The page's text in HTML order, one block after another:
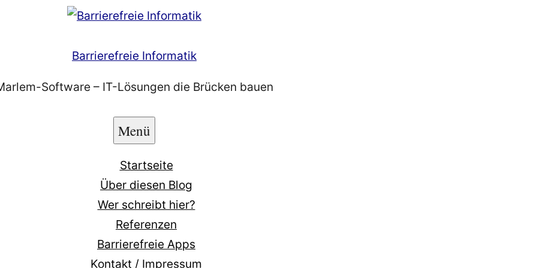
Barrierefreie Informatik
Software – IT-Lösungen die Brücken bauen
Menü
Startseite
Über diesen Blog
Wer schreibt hier?
Referenzen
Barrierefreie Apps
Kontakt / Impressum